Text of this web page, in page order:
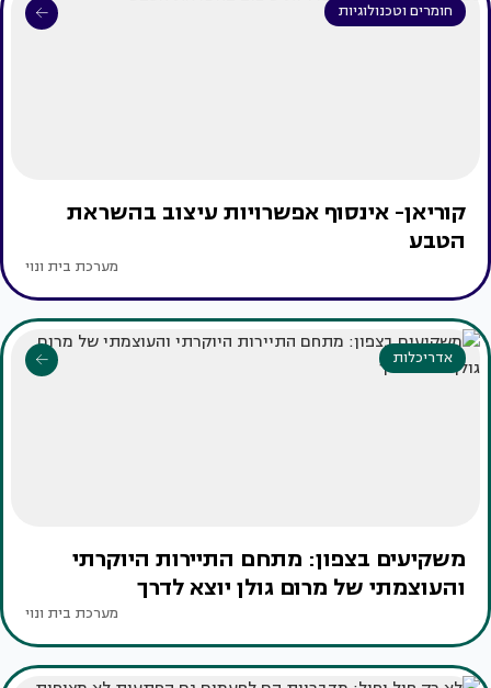
חומרים וטכנולוגיות
קוריאן- אינסוף אפשרויות עיצוב בהשראת
הטבע
מערכת בית ונוי
אדריכלות
משקיעים בצפון: מתחם התיירות היוקרתי
והעוצמתי של מרום גולן יוצא לדרך
מערכת בית ונוי